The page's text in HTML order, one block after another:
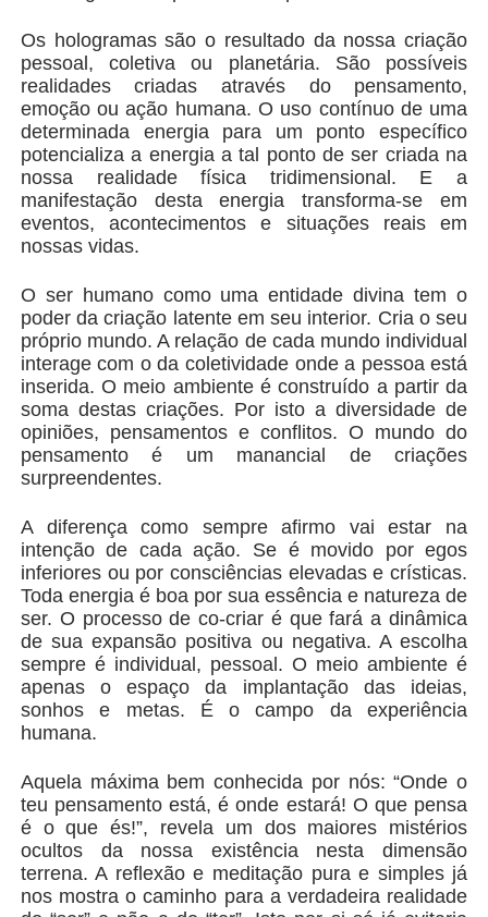
Os hologramas são o resultado da nossa criação
pessoal, coletiva ou planetária. São possíveis
realidades criadas através do pensamento,
emoção ou ação humana. O uso contínuo de uma
determinada energia para um ponto específico
potencializa a energia a tal ponto de ser criada na
nossa realidade física tridimensional. E a
manifestação desta energia transforma-se em
eventos, acontecimentos e situações reais em
nossas vidas.
O ser humano como uma entidade divina tem o
poder da criação latente em seu interior. Cria o seu
próprio mundo. A relação de cada mundo individual
interage com o da coletividade onde a pessoa está
inserida. O meio ambiente é construído a partir da
soma destas criações. Por isto a diversidade de
opiniões, pensamentos e conflitos. O mundo do
pensamento é um manancial de criações
surpreendentes.
A diferença como sempre afirmo vai estar na
intenção de cada ação. Se é movido por egos
inferiores ou por consciências elevadas e crísticas.
Toda energia é boa por sua essência e natureza de
ser. O processo de co-criar é que fará a dinâmica
de sua expansão positiva ou negativa. A escolha
sempre é individual, pessoal. O meio ambiente é
apenas o espaço da implantação das ideias,
sonhos e metas. É o campo da experiência
humana.
Aquela máxima bem conhecida por nós: “Onde o
teu pensamento está, é onde estará! O que pensa
é o que és!”, revela um dos maiores mistérios
ocultos da nossa existência nesta dimensão
terrena. A reflexão e meditação pura e simples já
nos mostra o caminho para a verdadeira realidade